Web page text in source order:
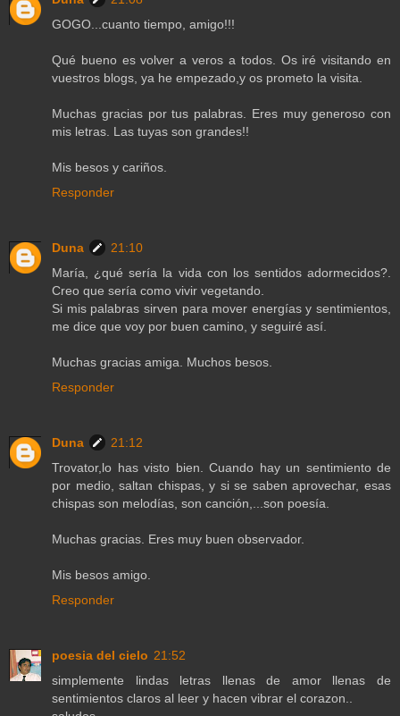
GOGO...cuanto tiempo, amigo!!!
Qué bueno es volver a veros a todos. Os iré visitando en
vuestros blogs, ya he empezado,y os prometo la visita.
Muchas gracias por tus palabras. Eres muy generoso con
mis letras. Las tuyas son grandes!!
Mis besos y cariños.
Responder
Duna
21:10
María, ¿qué sería la vida con los sentidos adormecidos?.
Creo que sería como vivir vegetando.
Si mis palabras sirven para mover energías y sentimientos,
me dice que voy por buen camino, y seguiré así.
Muchas gracias amiga. Muchos besos.
Responder
Duna
21:12
Trovator,lo has visto bien. Cuando hay un sentimiento de
por medio, saltan chispas, y si se saben aprovechar, esas
chispas son melodías, son canción,...son poesía.
Muchas gracias. Eres muy buen observador.
Mis besos amigo.
Responder
poesia del cielo 21:52
simplemente lindas letras llenas de amor llenas de
sentimientos claros al leer y hacen vibrar el corazon..